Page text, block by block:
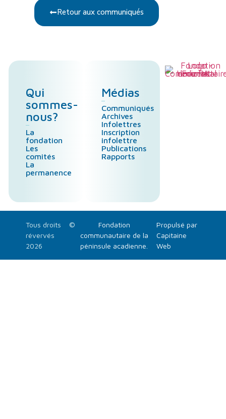
Retour aux communiqués
Qui
sommes-
nous?
La
fondation
Les
comités
La
permanence
Médias
Communiqués
Archives
Infolettres
Inscription
infolettre
Publications
Rapports
Tous droits
révervés
2026
©
Fondation
communautaire de la
péninsule acadienne.
Propulsé par
Capitaine
Web